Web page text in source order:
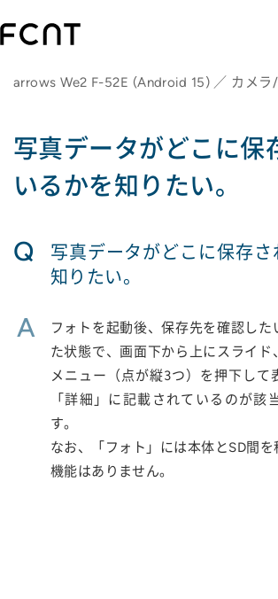
arrows We2 F-52E (Android 15) ／ カメラ
写真データがどこに保
いるかを知りたい。
Q
写真データがどこに保存さ
知りたい。
A
フォトを起動後、保存先を確認した
た状態で、画面下から上にスライド
メニュー（点が縦3つ）を押下して
「詳細」に記載されているのが該
す。
なお、「フォト」には本体とSD間
機能はありません。